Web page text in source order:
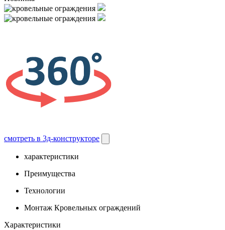
смотреть в 3д-конструкторе
характеристики
Преимущества
Технологии
Монтаж Кровельных ограждений
Характеристики